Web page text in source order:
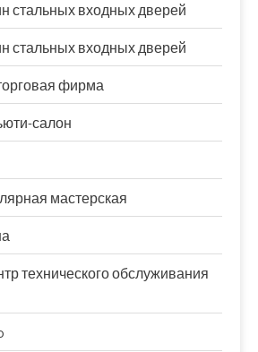
стальных входных дверей
стальных входных дверей
фирма
салон
мастерская
технического обслуживания